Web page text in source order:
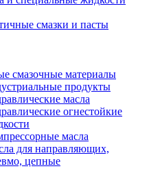
смазки и пасты
смазочные материалы
продукты
масла
огнестойкие
масла
для направляющих,
цепные